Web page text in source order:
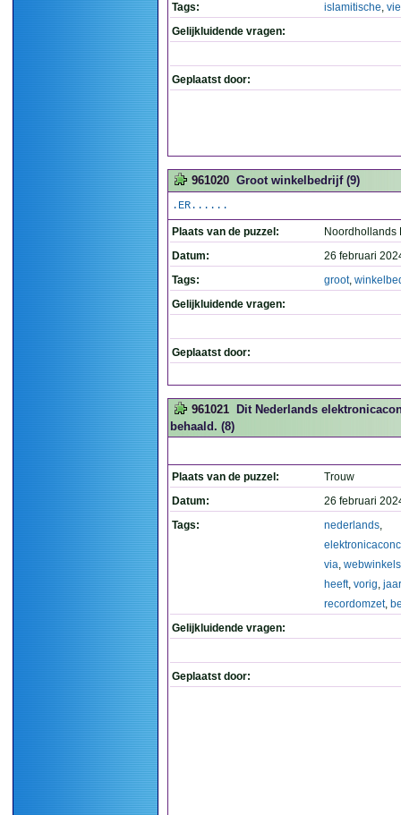
Tags:
islamitische,
Gelijkluidende vragen:
Geplaatst door:
961020 Groot winkelbedrijf (9)
.ER......
Plaats van de puzzel:
Noordhollands
Datum:
26 februari
Tags:
groot,
Gelijkluidende vragen:
Geplaatst door:
961021
Dit Nederlands
behaald. (8)
Plaats van de puzzel:
Trouw
Datum:
26 februari
Tags:
nederlands,
via, webwinkels
heeft, vorig, jaar
recordomzet,
Gelijkluidende vragen:
Geplaatst door: